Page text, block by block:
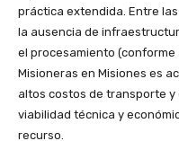
práctica extendida. Entre
la ausencia de
el procesamiento (conforme
Misioneras en Misiones es
altos costos de transporte y
viabilidad técnica y
recurso.